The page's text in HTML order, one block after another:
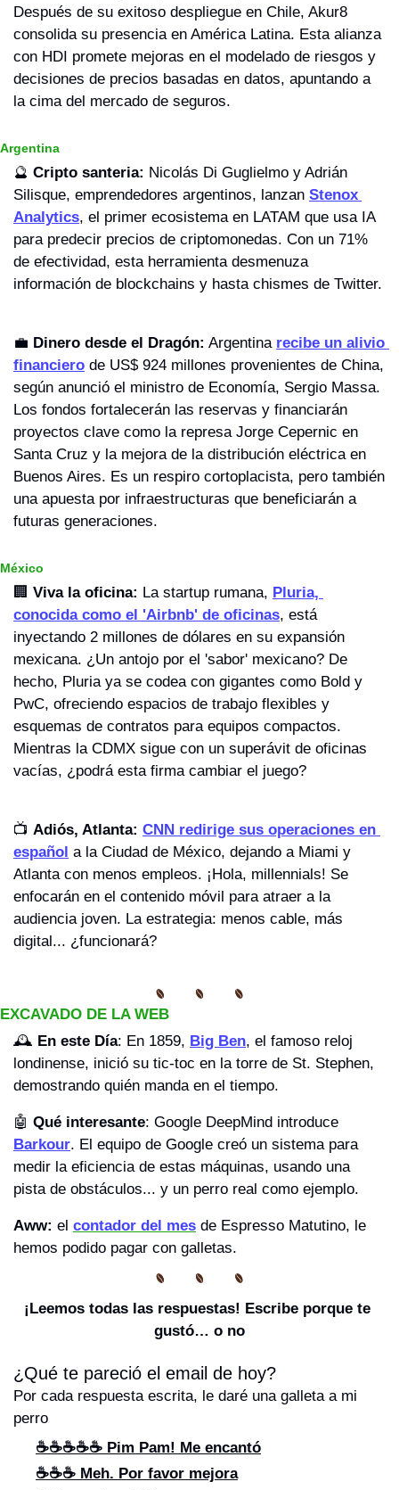
Después de su exitoso despliegue en Chile, Akur8
consolida su presencia en América Latina. Esta alianza
con HDI promete mejoras en el modelado de riesgos y
decisiones de precios basadas en datos, apuntando a
la cima del mercado de seguros.
Argentina
🔮 Cripto santeria: Nicolás Di Guglielmo y Adrián
Silisque, emprendedores argentinos, lanzan Stenox
Analytics, el primer ecosistema en LATAM que usa IA
para predecir precios de criptomonedas. Con un 71%
de efectividad, esta herramienta desmenuza
información de blockchains y hasta chismes de Twitter.
💼 Dinero desde el Dragón: Argentina recibe un alivio
financiero de US$ 924 millones provenientes de China,
según anunció el ministro de Economía, Sergio Massa.
Los fondos fortalecerán las reservas y financiarán
proyectos clave como la represa Jorge Cepernic en
Santa Cruz y la mejora de la distribución eléctrica en
Buenos Aires. Es un respiro cortoplacista, pero también
una apuesta por infraestructuras que beneficiarán a
futuras generaciones.
México
🏢 Viva la oficina: La startup rumana, Pluria,
conocida como el 'Airbnb' de oficinas, está
inyectando 2 millones de dólares en su expansión
mexicana. ¿Un antojo por el 'sabor' mexicano? De
hecho, Pluria ya se codea con gigantes como Bold y
PwC, ofreciendo espacios de trabajo flexibles y
esquemas de contratos para equipos compactos.
Mientras la CDMX sigue con un superávit de oficinas
vacías, ¿podrá esta firma cambiar el juego?
📺 Adiós, Atlanta: CNN redirige sus operaciones en
español a la Ciudad de México, dejando a Miami y
Atlanta con menos empleos. ¡Hola, millennials! Se
enfocarán en el contenido móvil para atraer a la
audiencia joven. La estrategia: menos cable, más
digital... ¿funcionará?
EXCAVADO DE LA WEB
🕰️ En este Día: En 1859, Big Ben, el famoso reloj
londinense, inició su tic-toc en la torre de St. Stephen,
demostrando quién manda en el tiempo.
🤖 Qué interesante
Barkour. El equipo de Google creó un sistema para
medir la eficiencia de estas máquinas, usando una
pista de obstáculos... y un perro real como ejemplo.
Aww: el contador del mes de Espresso Matutino, le
hemos podido pagar con galletas.
¡Leemos todas las respuestas! Escribe porque te
gustó… o no
¿Qué te pareció el email de hoy?
Por cada respuesta escrita, le daré una galleta a mi
perro
☕☕☕☕☕ Pim Pam! Me encantó
☕☕☕ Meh. Por favor mejora